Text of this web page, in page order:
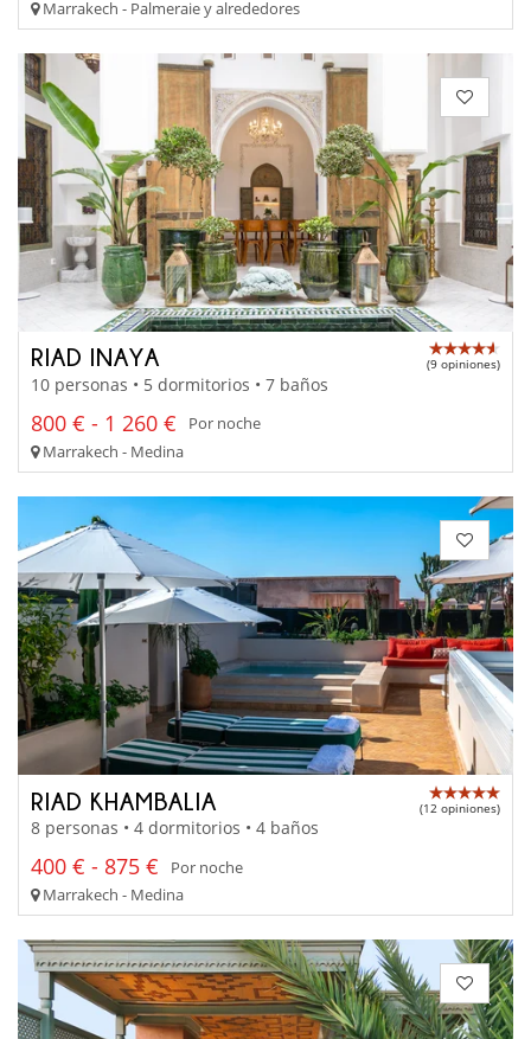
Marrakech - Palmeraie y alrededores
RIAD INAYA (9 opiniones)
10 personas • 5 dormitorios • 7 baños
800 € - 1 260 €
Por noche
Marrakech - Medina
RIAD KHAMBALIA (12 opiniones)
8 personas • 4 dormitorios • 4 baños
400 € - 875 €
Por noche
Marrakech - Medina